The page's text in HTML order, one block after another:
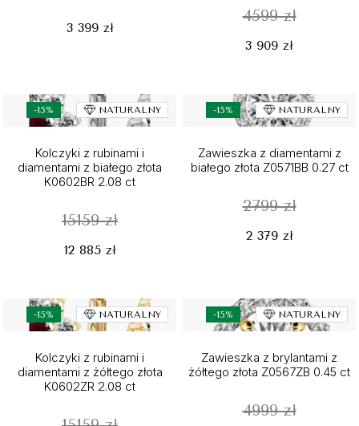
3 399 zł
4599 zł
3 909 zł
-15% NATURALNY
Kolczyki z rubinami i
diamentami z białego złota
K0602BR 2.08 ct
15159 zł
12 885 zł
-15% NATURALNY
Zawieszka z diamentami z
białego złota Z0571BB 0.27 ct
2799 zł
2 379 zł
-15% NATURALNY
Kolczyki z rubinami i
diamentami z żółtego złota
K0602ZR 2.08 ct
-15% NATURALNY
Zawieszka z brylantami z
żółtego złota Z0567ZB 0.45 ct
4999 zł